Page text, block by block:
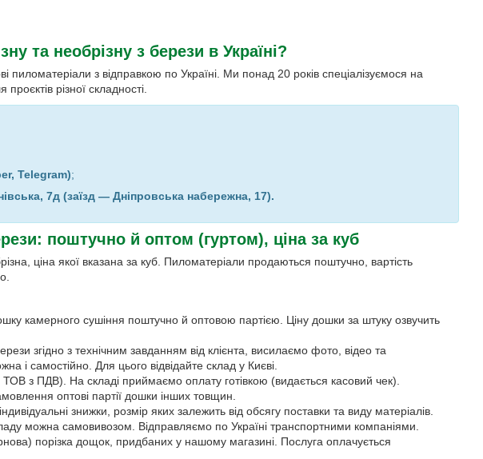
та необрізну з берези в Україні?
пиломатеріали з відправкою по Україні. Ми понад 20 років спеціалізуємося на
різної складності.
Telegram);
7д (заїзд — Дніпровська набережна, 17).
поштучно й оптом (гуртом), ціна за куб
ціна якої вказана за куб. Пиломатеріали продаються поштучно, вартість
камерного сушіння поштучно й оптовою партією. Ціну дошки за штуку озвучить
згідно з технічним завданням від клієнта, висилаємо фото, відео та
і самостійно. Для цього відвідайте склад у Києві.
з ПДВ). На складі приймаємо оплату готівкою (видається касовий чек).
оптові партії дошки інших товщин.
знижки, розмір яких залежить від обсягу поставки та виду матеріалів.
можна самовивозом. Відправляємо по Україні транспортними компаніями.
порізка дощок, придбаних у нашому магазині. Послуга оплачується